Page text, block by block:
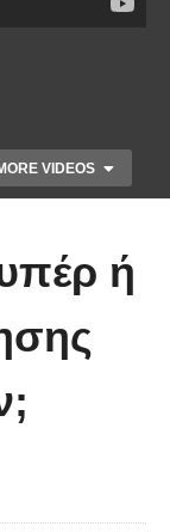
VIDEOS
το
ή